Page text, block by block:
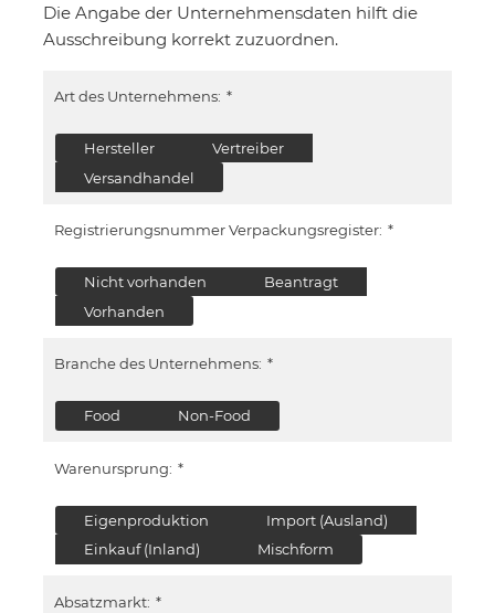
Die Angabe der Unternehmensdaten hilft die
Ausschreibung korrekt zuzuordnen.
Art des Unternehmens: *
Hersteller
Vertreiber
Versandhandel
Registrierungsnummer Verpackungsregister: *
Nicht vorhanden
Beantragt
Vorhanden
Branche des Unternehmens: *
Food Non-Food
Warenursprung: *
Eigenproduktion
Import (Ausland)
Einkauf (Inland)
Mischform
Absatzmarkt: *